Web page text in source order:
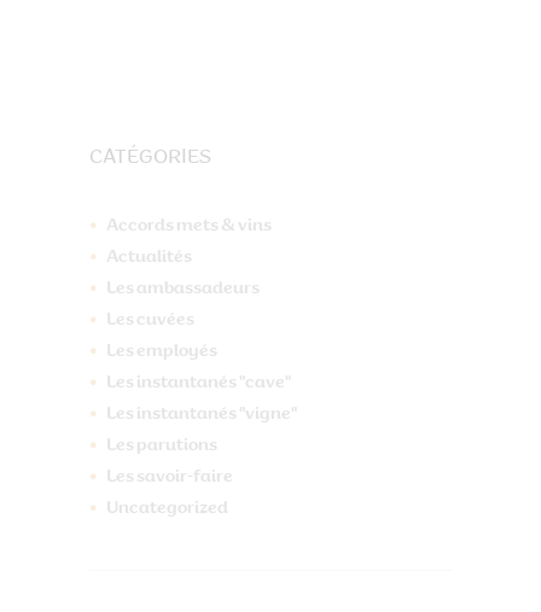
CATÉGORIES
Accords mets & vins
Actualités
Les ambassadeurs
Les cuvées
Les employés
Les instantanés "cave"
Les instantanés "vigne"
Les parutions
Les savoir-faire
Uncategorized